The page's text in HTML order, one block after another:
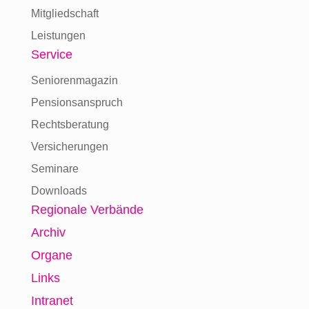
Mitgliedschaft
Leistungen
Service
Seniorenmagazin
Pensionsanspruch
Rechtsberatung
Versicherungen
Seminare
Downloads
Regionale Verbände
Archiv
Organe
Links
Intranet